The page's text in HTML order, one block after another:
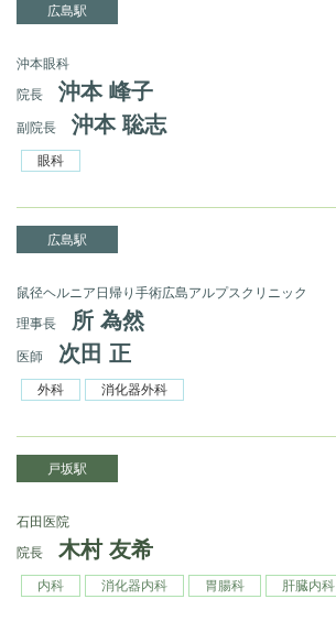
広島駅
沖本眼科
院長
沖本 峰子
副院長 沖本 聡志
眼科
広島駅
鼠径ヘルニア日帰り手術広島アルプスクリニック
理事長
所 為然
医師 次田 正
外科 消化器外科
戸坂駅
石田医院
院長
木村 友希
内科 消化器内科 胃腸科 肝臓内科